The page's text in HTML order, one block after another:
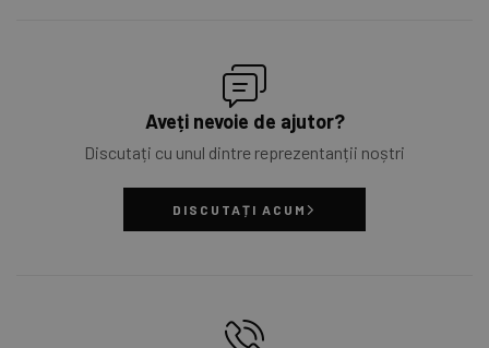
Aveți nevoie de ajutor?
Discutați cu unul dintre reprezentanții noștri
DISCUTAȚI ACUM